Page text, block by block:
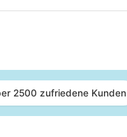
2500 zufriedene Kunden